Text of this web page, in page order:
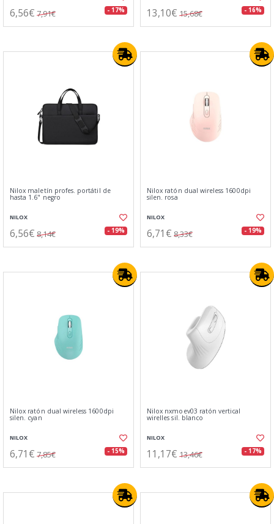
6,56€ 7,91€ - 17% 13,10€ 15,68€ - 16%
Nilox maletín profes. portátil de
hasta 1.6" negro
NILOX
6,56€ 8,14€ - 19%
Nilox ratón dual wireless 1600dpi
silen. rosa
NILOX
6,71€ 8,33€ - 19%
Nilox ratón dual wireless 1600dpi
silen. cyan
NILOX
6,71€ 7,85€ - 15%
Nilox nxmoev03 ratón vertical
wirelles sil. blanco
NILOX
11,17€ 13,46€ - 17%